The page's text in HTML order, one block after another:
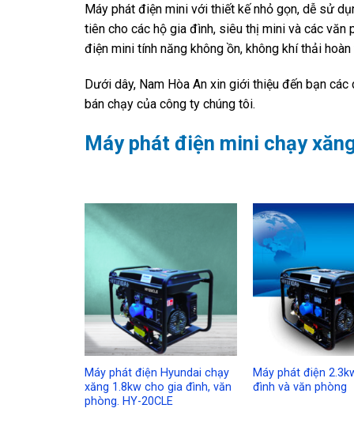
Máy phát điện mini với thiết kế nhỏ gọn, dễ sử
tiên cho các hộ gia đình, siêu thị mini và các
điện mini tính năng không ồn, không khí thải
Dưới dây, Nam Hòa An xin giới thiệu đến bạn các
bán chạy của công ty chúng tôi.
Máy phát điện mini chạy
Máy phát điện Hyundai chạy
xăng 1.8kw cho gia đình, văn
phòng. HY-20CLE
Máy phát điện
đình và văn phòng